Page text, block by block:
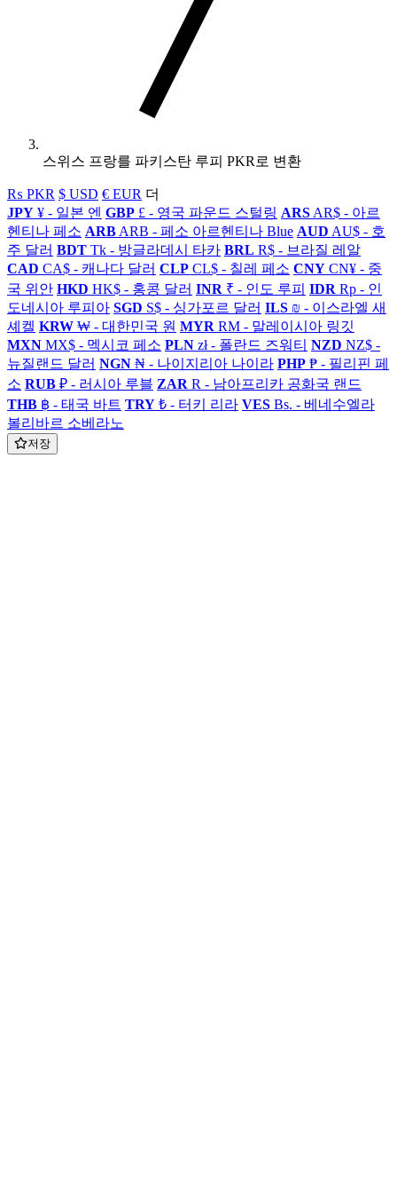
스위스 프랑를 파키스탄 루피 PKR로 변환
₨ PKR $ USD € EUR 더
JPY ¥ - 일본 엔 GBP £ - 영국 파운드 스털링 ARS AR$ - 아르
헨티나 페소 ARB ARB - 페소 아르헨티나 Blue AUD AU$ - 호
주 달러 BDT Tk - 방글라데시 타카 BRL R$ - 브라질 레알
CAD CA$ - 캐나다 달러 CLP CL$ - 칠레 페소 CNY CN¥ - 중
국 위안 HKD HK$ - 홍콩 달러 INR ₹ - 인도 루피 IDR Rp - 인
도네시아 루피아 SGD S$ - 싱가포르 달러 ILS ₪ - 이스라엘 새
셰켈 KRW ₩ - 대한민국 원 MYR RM - 말레이시아 링깃
MXN MX$ - 멕시코 페소 PLN zł - 폴란드 즈워티 NZD NZ$ -
뉴질랜드 달러 NGN ₦ - 나이지리아 나이라 PHP ₱ - 필리핀 페
소 RUB ₽ - 러시아 루블 ZAR R - 남아프리카 공화국 랜드
THB ฿ - 태국 바트 TRY ₺ - 터키 리라 VES Bs. - 베네수엘라
볼리바르 소베라노
저장